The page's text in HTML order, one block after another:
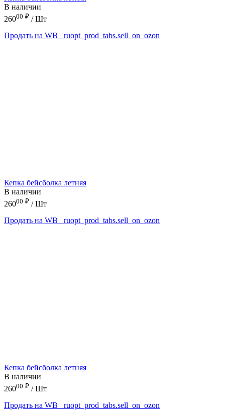
В наличии
26000 ₽ / Шт
Продать на WB
_ruopt_prod_tabs.sell_on_ozon
Кепка бейсболка летняя
В наличии
26000 ₽ / Шт
Продать на WB
_ruopt_prod_tabs.sell_on_ozon
Кепка бейсболка летняя
В наличии
26000 ₽ / Шт
Продать на WB
_ruopt_prod_tabs.sell_on_ozon